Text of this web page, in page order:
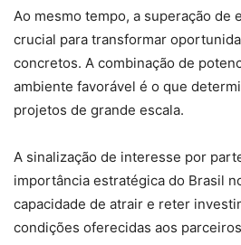
Ao mesmo tempo, a superação de
crucial para transformar
concretos. A combinação de
ambiente favorável é o que
projetos de grande escala.
A sinalização de interesse por
importância estratégica do Brasil
capacidade de atrair e reter
condições oferecidas aos